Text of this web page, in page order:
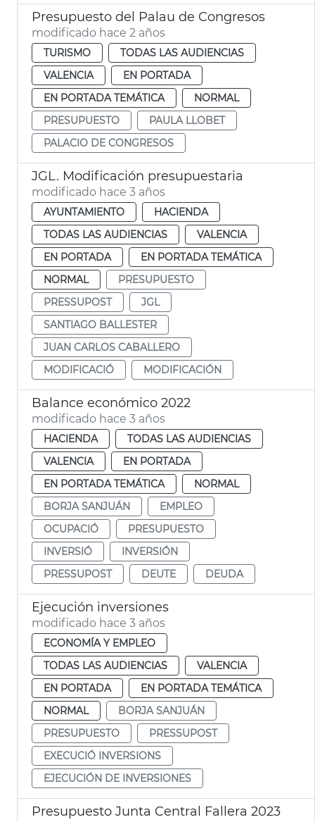
Presupuesto del Palau de Congresos
modificado hace 2 años
TURISMO
TODAS LAS AUDIENCIAS
VALENCIA
EN PORTADA
EN PORTADA TEMÁTICA
NORMAL
PRESUPUESTO
PAULA LLOBET
PALACIO DE CONGRESOS
JGL. Modificación presupuestaria
modificado hace 3 años
AYUNTAMIENTO
HACIENDA
TODAS LAS AUDIENCIAS
VALENCIA
EN PORTADA
EN PORTADA TEMÁTICA
NORMAL
PRESUPUESTO
PRESSUPOST
JGL
SANTIAGO BALLESTER
JUAN CARLOS CABALLERO
MODIFICACIÓ
MODIFICACIÓN
Balance económico 2022
modificado hace 3 años
HACIENDA
TODAS LAS AUDIENCIAS
VALENCIA
EN PORTADA
EN PORTADA TEMÁTICA
NORMAL
BORJA SANJUÁN
EMPLEO
OCUPACIÓ
PRESUPUESTO
INVERSIÓ
INVERSIÓN
PRESSUPOST
DEUTE DEUDA
Ejecución inversiones
modificado hace 3 años
ECONOMÍA Y EMPLEO
TODAS LAS AUDIENCIAS
VALENCIA
EN PORTADA
EN PORTADA TEMÁTICA
NORMAL
BORJA SANJUÁN
PRESUPUESTO
PRESSUPOST
EXECUCIÓ INVERSIONS
EJECUCIÓN DE INVERSIONES
Presupuesto Junta Central Fallera 2023